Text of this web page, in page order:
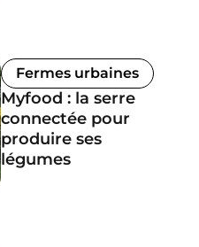
Fermes urbaines
Myfood : la serre
connectée pour
produire ses
légumes